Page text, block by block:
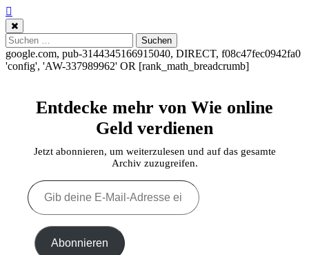
Suchen
nach:
google.com, pub-3144345166915040, DIRECT, f08c47fec0942fa0
'config', 'AW-337989962' OR [rank_math_breadcrumb]
Entdecke mehr von Wie online
Geld verdienen
Jetzt abonnieren, um weiterzulesen und auf das gesamte
Archiv zuzugreifen.
Gib
deine
E-
Mail-
Adresse
ein ... Abonnieren